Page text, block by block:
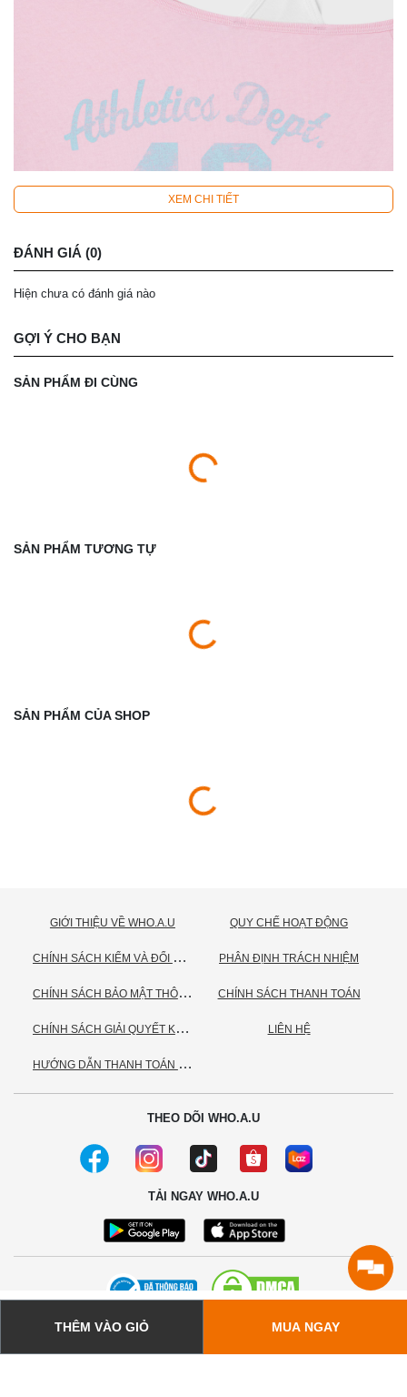
XEM CHI TIẾT
ĐÁNH GIÁ (0)
Hiện chưa có đánh giá nào
GỢI Ý CHO BẠN
SẢN PHẨM ĐI CÙNG
SẢN PHẨM TƯƠNG TỰ
SẢN PHẨM CỦA SHOP
THÊM VÀO GIỎ MUA NGAY
GIỚI THIỆU VỀ WHO.A.U
C
HÍNH SÁCH KIỂM VÀ ĐỔI TRẢ HÀNG
C
HÍNH SÁCH BẢO MẬT THÔNG TIN CÁ NHÂN
C
HÍNH SÁCH GIẢI QUYẾT KHIẾU NẠI
H
ƯỚNG DẪN THANH TOÁN VNPAY
QUY CHẾ HOẠT ĐỘNG
PHÂN ĐỊNH TRÁCH NHIỆM
CHÍNH SÁCH THANH TOÁN
LIÊN HỆ
THEO DÕI WHO.A.U
TẢI NGAY WHO.A.U
© 2020 - Bản quyền thuộc về Công ty TNHH TC Commerce